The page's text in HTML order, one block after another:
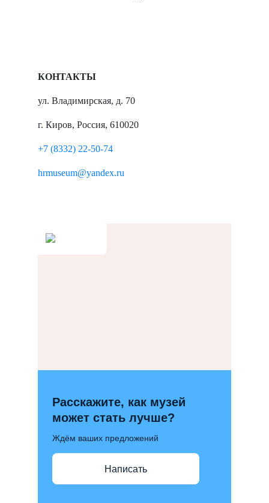
КОНТАКТЫ
ул. Владимирская, д. 70
г. Киров, Россия, 610020
+7 (8332) 22-50-74
hrmuseum@yandex.ru
Расскажите, как музей
может стать лучше?
Ждём ваших предложений
Написать